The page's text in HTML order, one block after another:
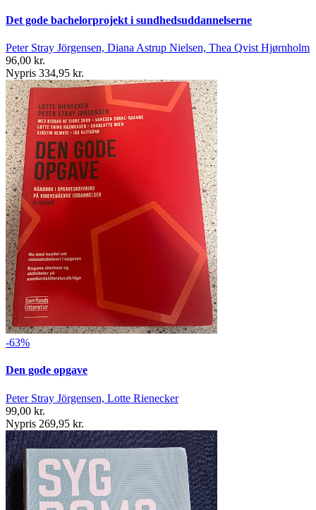
Det gode bachelorprojekt i sundhedsuddannelserne
Peter Stray Jörgensen, Diana Astrup Nielsen, Thea Qvist Hjørnholm
96,00 kr.
Nypris 334,95 kr.
-63%
Den gode opgave
Peter Stray Jörgensen, Lotte Rienecker
99,00 kr.
Nypris 269,95 kr.